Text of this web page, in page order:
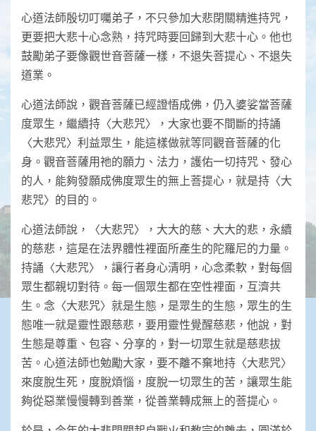
心道法師殷切叮囑弟子，不只參加大悲閉關精進持咒，
更要把大悲十心念熟，持咒時要回歸到大悲十心。他也
鼓勵弟子要像觀世音菩薩一樣，不退失菩提心、不退失
道業。
心道法師說，觀音菩薩已經證悟成佛，仍入婆娑當菩薩
度眾生，繼續持〈大悲咒〉，大家也要不間斷的持誦
〈大悲咒〉利益眾生，能這樣做就等同觀音菩薩的化
身。觀音菩薩用祂的願力、法力，護佑一切持咒、發心
的人，能夠發願成佛度眾生的無上菩提心，就是持〈大
悲咒〉的目的。
心道法師說，〈大悲咒〉，大大的慈、大大的悲，永續
的慈悲，這是在法界體性裡面所產生的陀羅尼的力量。
持誦〈大悲咒〉，讓行者身心清明，心念柔軟，對每個
眾生都親切對待。每一個眾生都在空性裡面，互濟共
生。念〈大悲咒〉就是生態，是眾生的生態，眾生的生
態唯一就是靈性跟慈悲，要用靈性覺醒慈悲，他說，對
生態是尊重、包容、分享的，對一切眾生就是慈悲拔
苦。心道法師也勉勵大家，要不離不棄地持〈大悲咒〉
來度脫生死，度脫煩惱，度脫一切眾生的苦，讓眾生能
夠從惡業慢慢轉到善業，從善業轉成無上的菩提心。